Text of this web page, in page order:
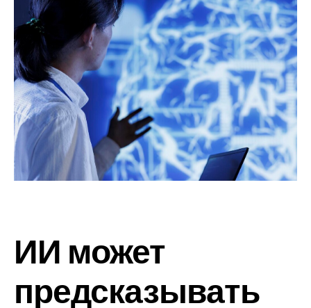
ИИ может
предсказывать